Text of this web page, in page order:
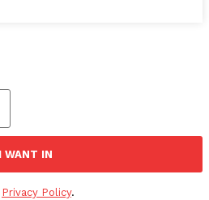
I WANT IN
Privacy Policy.